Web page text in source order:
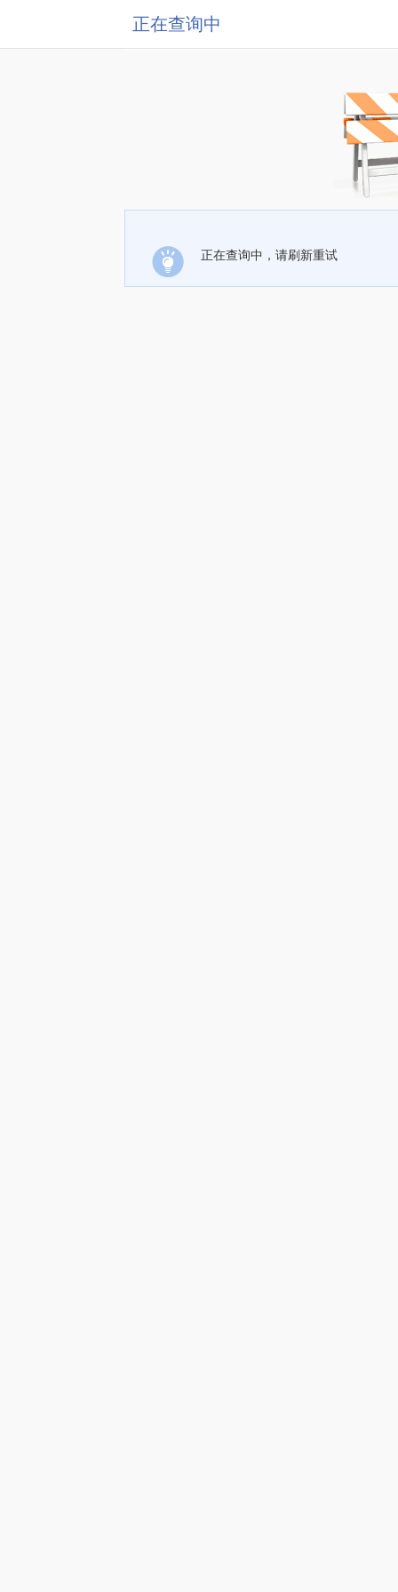
正在查询中
正在查询中，请刷新重试